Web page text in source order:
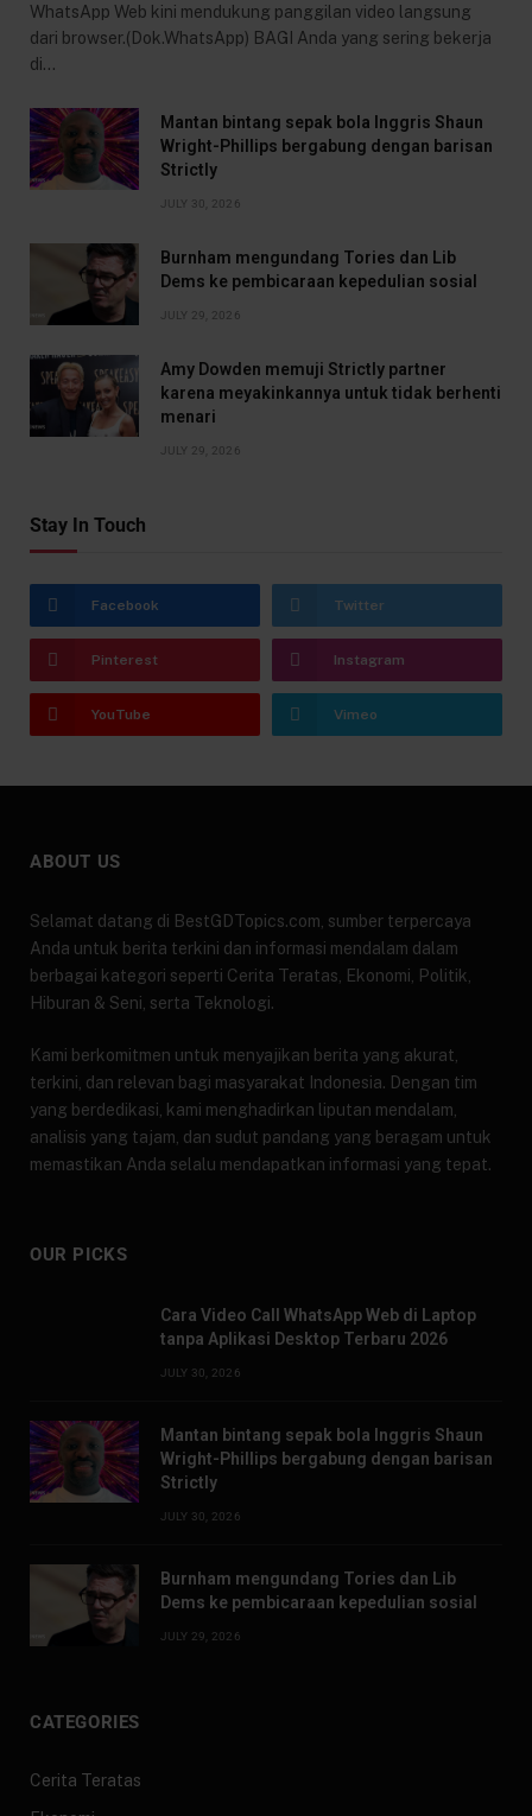
WhatsApp Web kini mendukung panggilan video langsung
dari browser.(Dok.WhatsApp) BAGI Anda yang sering bekerja
di…
Mantan bintang sepak bola Inggris Shaun
Wright-Phillips bergabung dengan barisan
Strictly
JULY 30, 2026
Burnham mengundang Tories dan Lib
Dems ke pembicaraan kepedulian sosial
JULY 29, 2026
Amy Dowden memuji Strictly partner
karena meyakinkannya untuk tidak berhenti
menari
JULY 29, 2026
Stay In Touch
Facebook Twitter
Pinterest Instagram
YouTube Vimeo
ABOUT US
Selamat datang di BestGDTopics.com, sumber terpercaya
Anda untuk berita terkini dan informasi mendalam dalam
berbagai kategori seperti Cerita Teratas, Ekonomi, Politik,
Hiburan & Seni, serta Teknologi.
Kami berkomitmen untuk menyajikan berita yang akurat,
terkini, dan relevan bagi masyarakat Indonesia. Dengan tim
yang berdedikasi, kami menghadirkan liputan mendalam,
analisis yang tajam, dan sudut pandang yang beragam untuk
memastikan Anda selalu mendapatkan informasi yang tepat.
OUR PICKS
Cara Video Call WhatsApp Web di Laptop
tanpa Aplikasi Desktop Terbaru 2026
JULY 30, 2026
Mantan bintang sepak bola Inggris Shaun
Wright-Phillips bergabung dengan barisan
Strictly
JULY 30, 2026
Burnham mengundang Tories dan Lib
Dems ke pembicaraan kepedulian sosial
JULY 29, 2026
CATEGORIES
Cerita Teratas